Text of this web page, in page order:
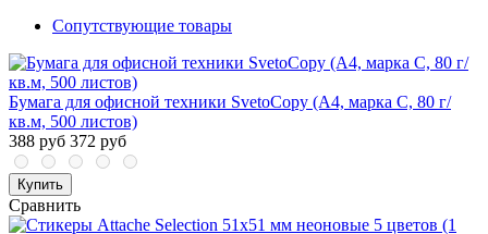
Сопутствующие товары
Бумага для офисной техники SvetoCopy (A4, марка C, 80 г/
кв.м, 500 листов)
388 руб 372 руб
Купить
Сравнить